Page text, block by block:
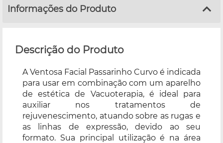
Informações do Produto
Descrição do Produto
A Ventosa Facial Passarinho Curvo é indicada
para usar em combinação com um aparelho
de estética de Vacuoterapia, é ideal para
auxiliar nos tratamentos de
rejuvenescimento, atuando sobre as rugas e
as linhas de expressão, devido ao seu
formato. Sua principal utilização é na área